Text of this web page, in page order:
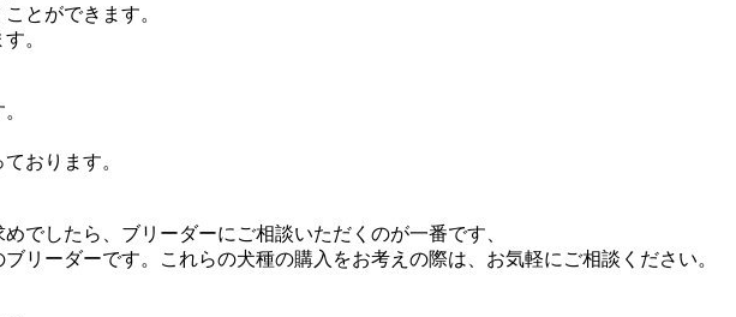
とができます。
。
おります。
でしたら、ブリーダーにご相談いただくのが一番です、
ーダーです。これらの犬種の購入をお考えの際は、お気軽にご相談ください。